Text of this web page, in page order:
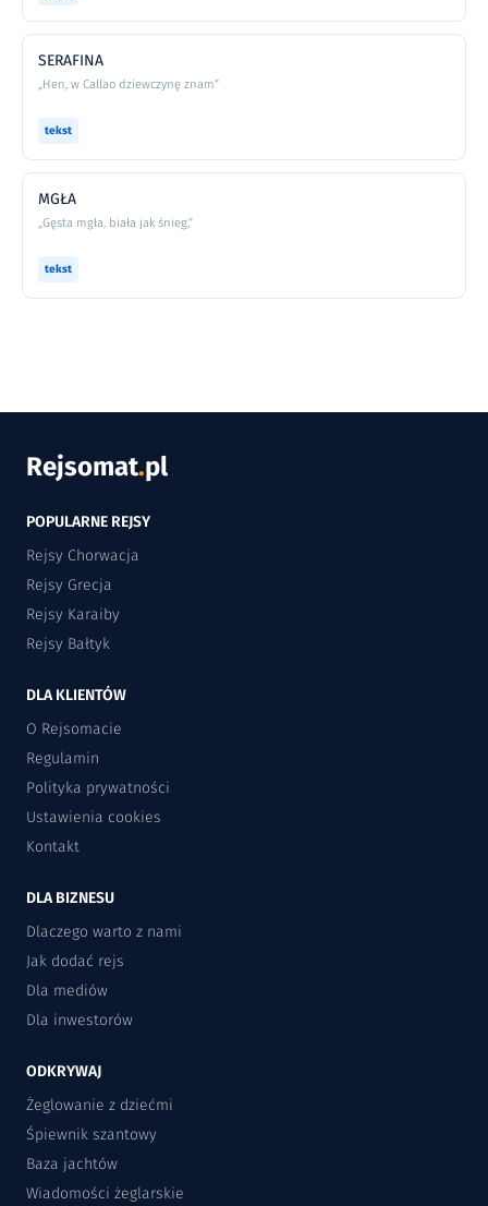
SERAFINA
„Hen, w Callao dziewczynę znam”
tekst
MGŁA
„Gęsta mgła, biała jak śnieg,”
tekst
Rejsomat.pl
POPULARNE REJSY
Rejsy Chorwacja
Rejsy Grecja
Rejsy Karaiby
Rejsy Bałtyk
DLA KLIENTÓW
O Rejsomacie
Regulamin
Polityka prywatności
Ustawienia cookies
Kontakt
DLA BIZNESU
Dlaczego warto z nami
Jak dodać rejs
Dla mediów
Dla inwestorów
ODKRYWAJ
Żeglowanie z dziećmi
Śpiewnik szantowy
Baza jachtów
Wiadomości żeglarskie